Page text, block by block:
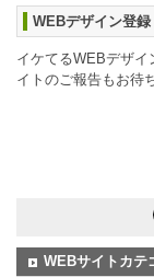
WEBデザイン登録
イケてるWEBデザ
イトのご報告もお待
WEBサイトカテ